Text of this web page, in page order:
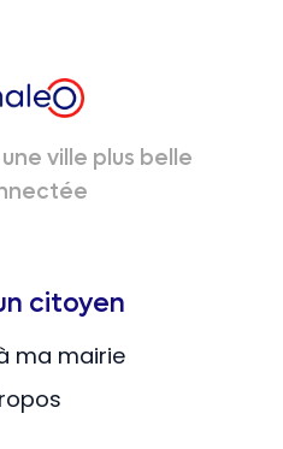
ville plus belle
citoyen
ma mairie